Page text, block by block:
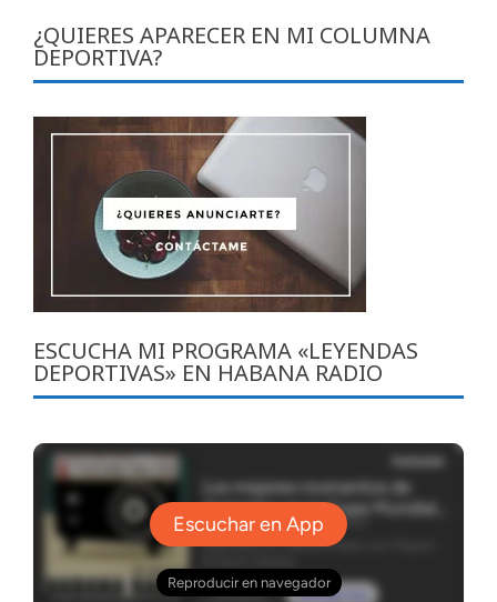
¿QUIERES APARECER EN MI COLUMNA
DEPORTIVA?
ESCUCHA MI PROGRAMA «LEYENDAS
DEPORTIVAS» EN HABANA RADIO